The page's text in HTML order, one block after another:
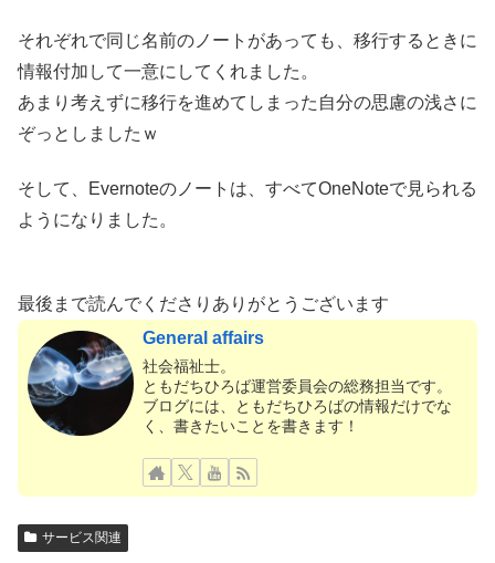
それぞれで同じ名前のノートがあっても、移行するときに
情報付加して一意にしてくれました。
あまり考えずに移行を進めてしまった自分の思慮の浅さに
ぞっとしましたｗ
そして、Evernoteのノートは、すべてOneNoteで見られる
ようになりました。
最後まで読んでくださりありがとうございます
General affairs
社会福祉士。
ともだちひろば運営委員会の総務担当です。
ブログには、ともだちひろばの情報だけでな
く、書きたいことを書きます！
サービス関連